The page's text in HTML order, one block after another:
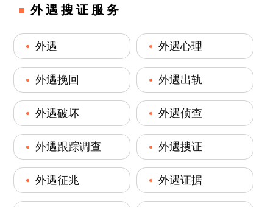
外遇搜证服务
外遇 外遇心理
外遇挽回 外遇出轨
外遇破坏 外遇侦查
外遇跟踪调查 外遇搜证
外遇征兆 外遇证据